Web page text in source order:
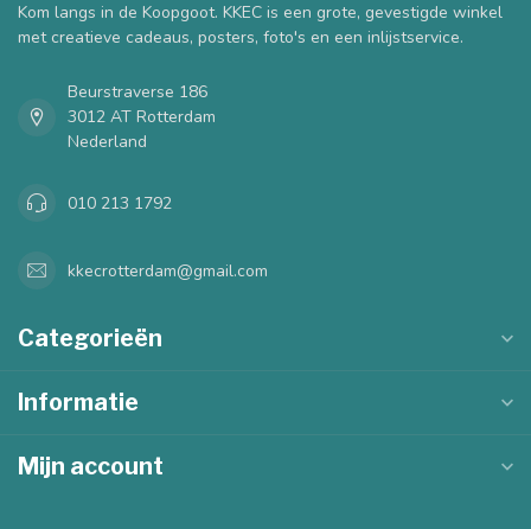
Kom langs in de Koopgoot. KKEC is een grote, gevestigde winkel
met creatieve cadeaus, posters, foto's en een inlijstservice.
Beurstraverse 186
3012 AT Rotterdam
Nederland
010 213 1792
kkecrotterdam@gmail.com
Categorieën
Informatie
Mijn account